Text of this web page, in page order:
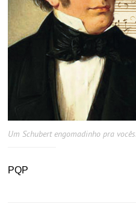
Um Schubert engomadinho pra vocês.
PQP